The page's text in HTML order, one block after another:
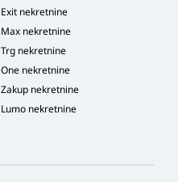
Exit nekretnine
Max nekretnine
Trg nekretnine
One nekretnine
Zakup nekretnine
Lumo nekretnine